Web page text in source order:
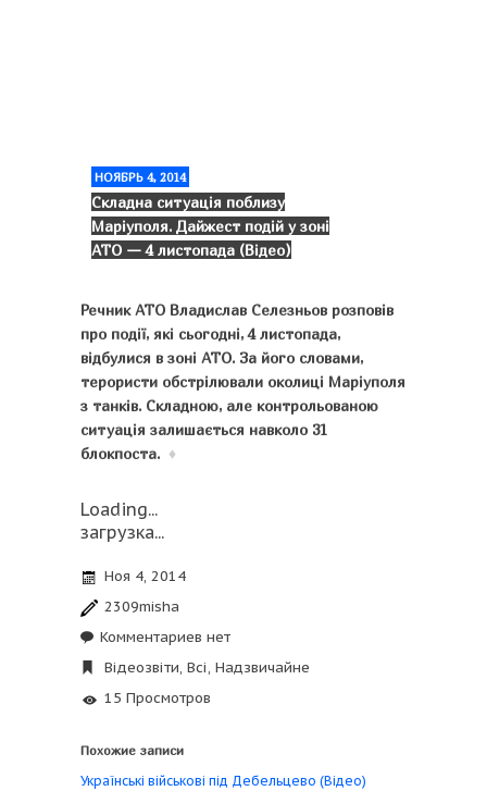
НОЯБРЬ 4, 2014
Складна ситуація поблизу
Маріуполя. Дайжест подій у зоні
АТО — 4 листопада (Відео)
Речник АТО Владислав Селезньов розповів
про події, які сьогодні, 4 листопада,
відбулися в зоні АТО. За його словами,
терористи обстрілювали околиці Маріуполя
з танків. Складною, але контрольованою
ситуація залишається навколо 31
блокпоста. ♦
Loading...
загрузка...
Ноя 4, 2014
2309misha
Комментариев нет
Відеозвіти, Всі, Надзвичайне
15 Просмотров
Похожие записи
Українські військові під Дебельцево (Відео)